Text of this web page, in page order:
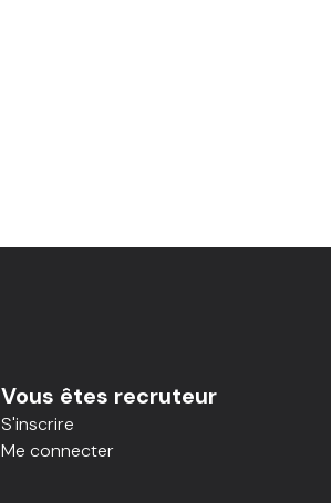
Vous êtes recruteur
S'inscrire
Me connecter